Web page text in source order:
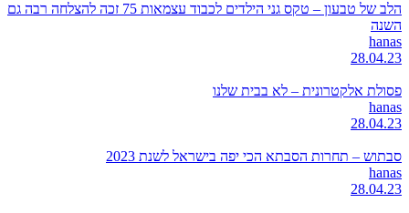
הלב של טבעון – טקס גני הילדים לכבוד עצמאות 75 זכה להצלחה רבה גם
השנה
hanas
28.04.23
פסולת אלקטרונית – לא בבית שלנו
hanas
28.04.23
סבתוש – תחרות הסבתא הכי יפה בישראל לשנת 2023
hanas
28.04.23